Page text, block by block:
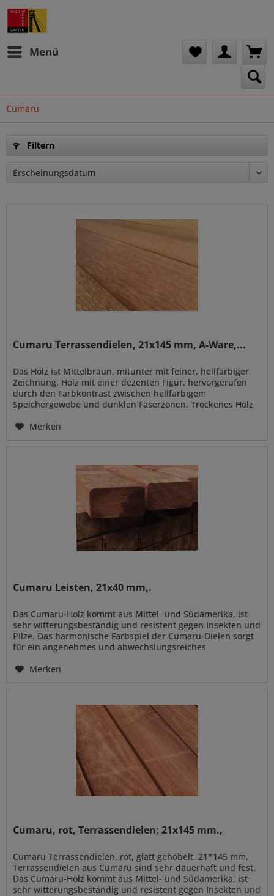
Menü
Cumaru
Filtern
Cumaru Terrassendielen, 21x145 mm, A-Ware,...
Das Holz ist Mittelbraun, mitunter mit feiner, hellfarbiger
Zeichnung. Holz mit einer dezenten Figur, hervorgerufen
durch den Farbkontrast zwischen hellfarbigem
Speichergewebe und dunklen Faserzonen. Trockenes Holz
Merken
Cumaru Leisten, 21x40 mm,.
Das Cumaru-Holz kommt aus Mittel- und Südamerika, ist
sehr witterungsbeständig und resistent gegen Insekten und
Pilze. Das harmonische Farbspiel der Cumaru-Dielen sorgt
für ein angenehmes und abwechslungsreiches
Merken
Cumaru, rot, Terrassendielen; 21x145 mm.,
Cumaru Terrassendielen, rot, glatt gehobelt. 21*145 mm.
Terrassendielen aus Cumaru sind sehr dauerhaft und fest.
Das Cumaru-Holz kommt aus Mittel- und Südamerika, ist
sehr witterungsbeständig und resistent gegen Insekten und